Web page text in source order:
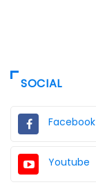
SOCIAL
Facebook
Youtube